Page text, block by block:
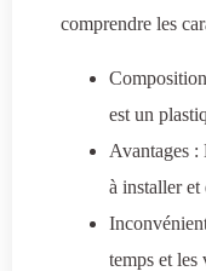
comprendre les
est un
Avantages :
à installer et
temps et les